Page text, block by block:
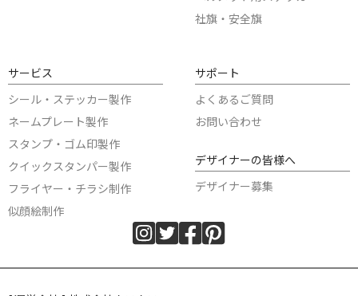
社旗・安全旗
サービス
シール・ステッカー製作
ネームプレート製作
スタンプ・ゴム印製作
クイックスタンパー製作
フライヤー・チラシ制作
似顔絵制作
サポート
よくあるご質問
お問い合わせ
デザイナーの皆様へ
デザイナー募集